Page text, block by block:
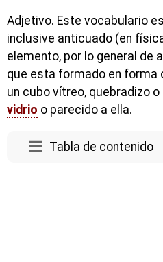
Adjetivo. Este vocabulario
inclusive anticuado (en
elemento, por lo general de
que esta formado en forma
un cubo vítreo, quebradizo
vidrio o parecido a ella.
Tabla de contenido